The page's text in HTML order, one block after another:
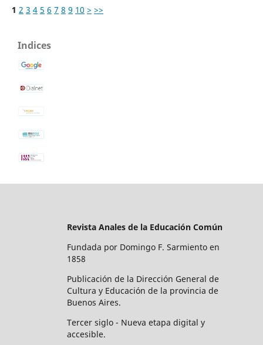
1 2 3 4 5 6 7 8 9 10 > >>
Indices
Revista Anales de la Educación Común
Fundada por Domingo F. Sarmiento en
1858
Publicación de la Dirección General de
Cultura y Educación de la provincia de
Buenos Aires.
Tercer siglo - Nueva etapa digital y
accesible.